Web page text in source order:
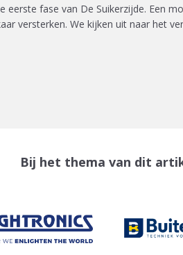
fase van De Suikerzijde. Een
versterken. We kijken uit naar het
Bij het thema van dit